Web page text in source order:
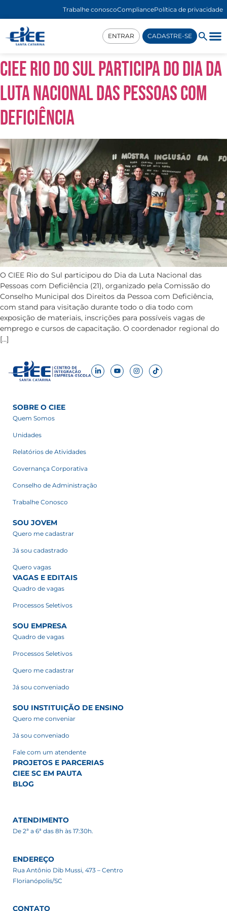
Trabalhe conoscoCompliancePolítica de privacidade
ENTRAR CADASTRE-SE
CIEE Rio do Sul participa do Dia da
Luta Nacional das Pessoas com
Deficiência
O CIEE Rio do Sul participou do Dia da Luta Nacional das
Pessoas com Deficiência (21), organizado pela Comissão do
Conselho Municipal dos Direitos da Pessoa com Deficiência,
com stand para visitação durante todo o dia todo com
exposição de materiais, inscrições para possíveis vagas de
emprego e cursos de capacitação. O coordenador regional do
[…]
SOBRE O CIEE
Quem Somos
Unidades
Relatórios de Atividades
Governança Corporativa
Conselho de Administração
Trabalhe Conosco
SOU JOVEM
Quero me cadastrar
Já sou cadastrado
Quero vagas
VAGAS E EDITAIS
Quadro de vagas
Processos Seletivos
SOU EMPRESA
Quadro de vagas
Processos Seletivos
Quero me cadastrar
Já sou conveniado
SOU INSTITUIÇÃO DE ENSINO
Quero me conveniar
Já sou conveniado
Fale com um atendente
PROJETOS E PARCERIAS
CIEE SC EM PAUTA
BLOG
ATENDIMENTO
De 2ª a 6ª das 8h às 17:30h.
ENDEREÇO
Rua Antônio Dib Mussi, 473 – Centro
Florianópolis/SC
CONTATO